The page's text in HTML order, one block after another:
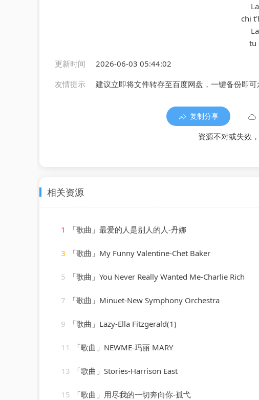
chi
tu
更新时间
2026-06-03 05:44:02
友情提示
建议立即将文件转存至百度网盘，一键备份即
复制分享
资源不对或失效
相关资源
1 「歌曲」最爱的人是别人的人-丹娜
3 「歌曲」My Funny Valentine-Chet Baker
5 「歌曲」You Never Really Wanted Me-Charlie Rich
7 「歌曲」Minuet-New Symphony Orchestra
9 「歌曲」Lazy-Ella Fitzgerald(1)
11 「歌曲」NEWME-玛丽 MARY
13 「歌曲」Stories-Harrison East
15 「歌曲」用尽我的一切奔向你-孤弋